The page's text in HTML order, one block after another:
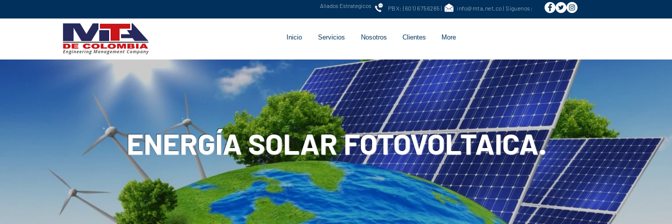
Inicio Servicios Nosotros Clientes More
Aliados Estrategicos PBX: (601) 6756265 | info@mta.net.co |Síguenos :
ENERGÍA SOLAR FOTOVOLTAICA.